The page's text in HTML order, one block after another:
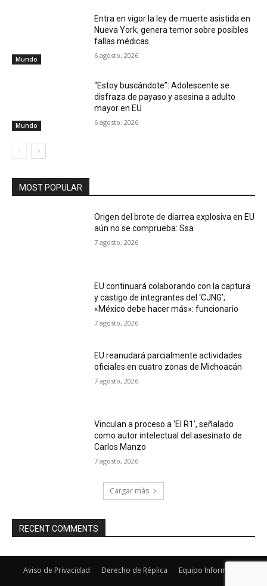
Mundo
Entra en vigor la ley de muerte asistida en
Nueva York; genera temor sobre posibles
fallas médicas
6 agosto, 2026
Mundo
“Estoy buscándote”: Adolescente se
disfraza de payaso y asesina a adulto
mayor en EU
6 agosto, 2026
MOST POPULAR
Origen del brote de diarrea explosiva en EU
aún no se comprueba: Ssa
7 agosto, 2026
EU continuará colaborando con la captura
y castigo de integrantes del ‘CJNG’;
«México debe hacer más»: funcionario
7 agosto, 2026
EU reanudará parcialmente actividades
oficiales en cuatro zonas de Michoacán
7 agosto, 2026
Vinculan a proceso a ‘El R1’, señalado
como autor intelectual del asesinato de
Carlos Manzo
7 agosto, 2026
Cargar más
RECENT COMMENTS
Aviso de Privacidad Derecho de Réplica Equipo Informativo